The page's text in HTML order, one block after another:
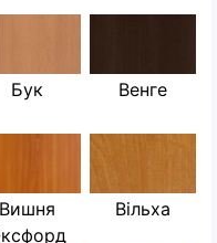
Бук Венге
Вишня
Вільха